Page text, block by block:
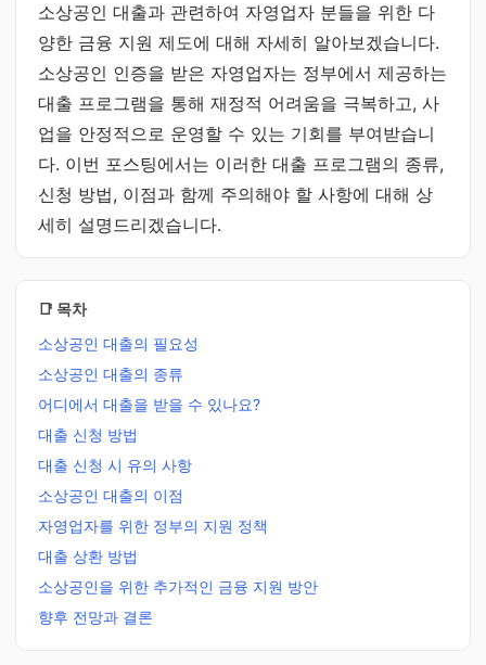
소상공인 대출과 관련하여 자영업자 분들을 위한 다
양한 금융 지원 제도에 대해 자세히 알아보겠습니다.
소상공인 인증을 받은 자영업자는 정부에서 제공하는
대출 프로그램을 통해 재정적 어려움을 극복하고, 사
업을 안정적으로 운영할 수 있는 기회를 부여받습니
다. 이번 포스팅에서는 이러한 대출 프로그램의 종류,
신청 방법, 이점과 함께 주의해야 할 사항에 대해 상
세히 설명드리겠습니다.
📑 목차
소상공인 대출의 필요성
소상공인 대출의 종류
어디에서 대출을 받을 수 있나요?
대출 신청 방법
대출 신청 시 유의 사항
소상공인 대출의 이점
자영업자를 위한 정부의 지원 정책
대출 상환 방법
소상공인을 위한 추가적인 금융 지원 방안
향후 전망과 결론